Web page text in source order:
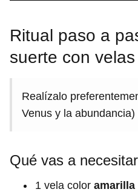
Ritual paso a
suerte con velas
Realízalo
Venus y la
Qué vas a
1 vela color amarilla